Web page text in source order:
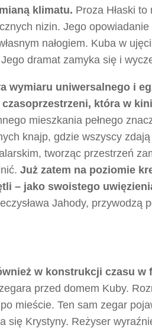
klimatu. Proza Hłaski
nizin. Jego
nałogiem. Kuba w
dramat zamyka się i
wymiaru uniwersalnego i
która w
mieszkania pełnego
knajp, gdzie wszyscy
tworząc przestrzeń
Już zatem na poziomie
– jako swoistego
Jahody, przywodzą
w konstrukcji czasu w
przed domem Kuby.
mieście. Ten sam zegar
się Krystyny. Reżyser